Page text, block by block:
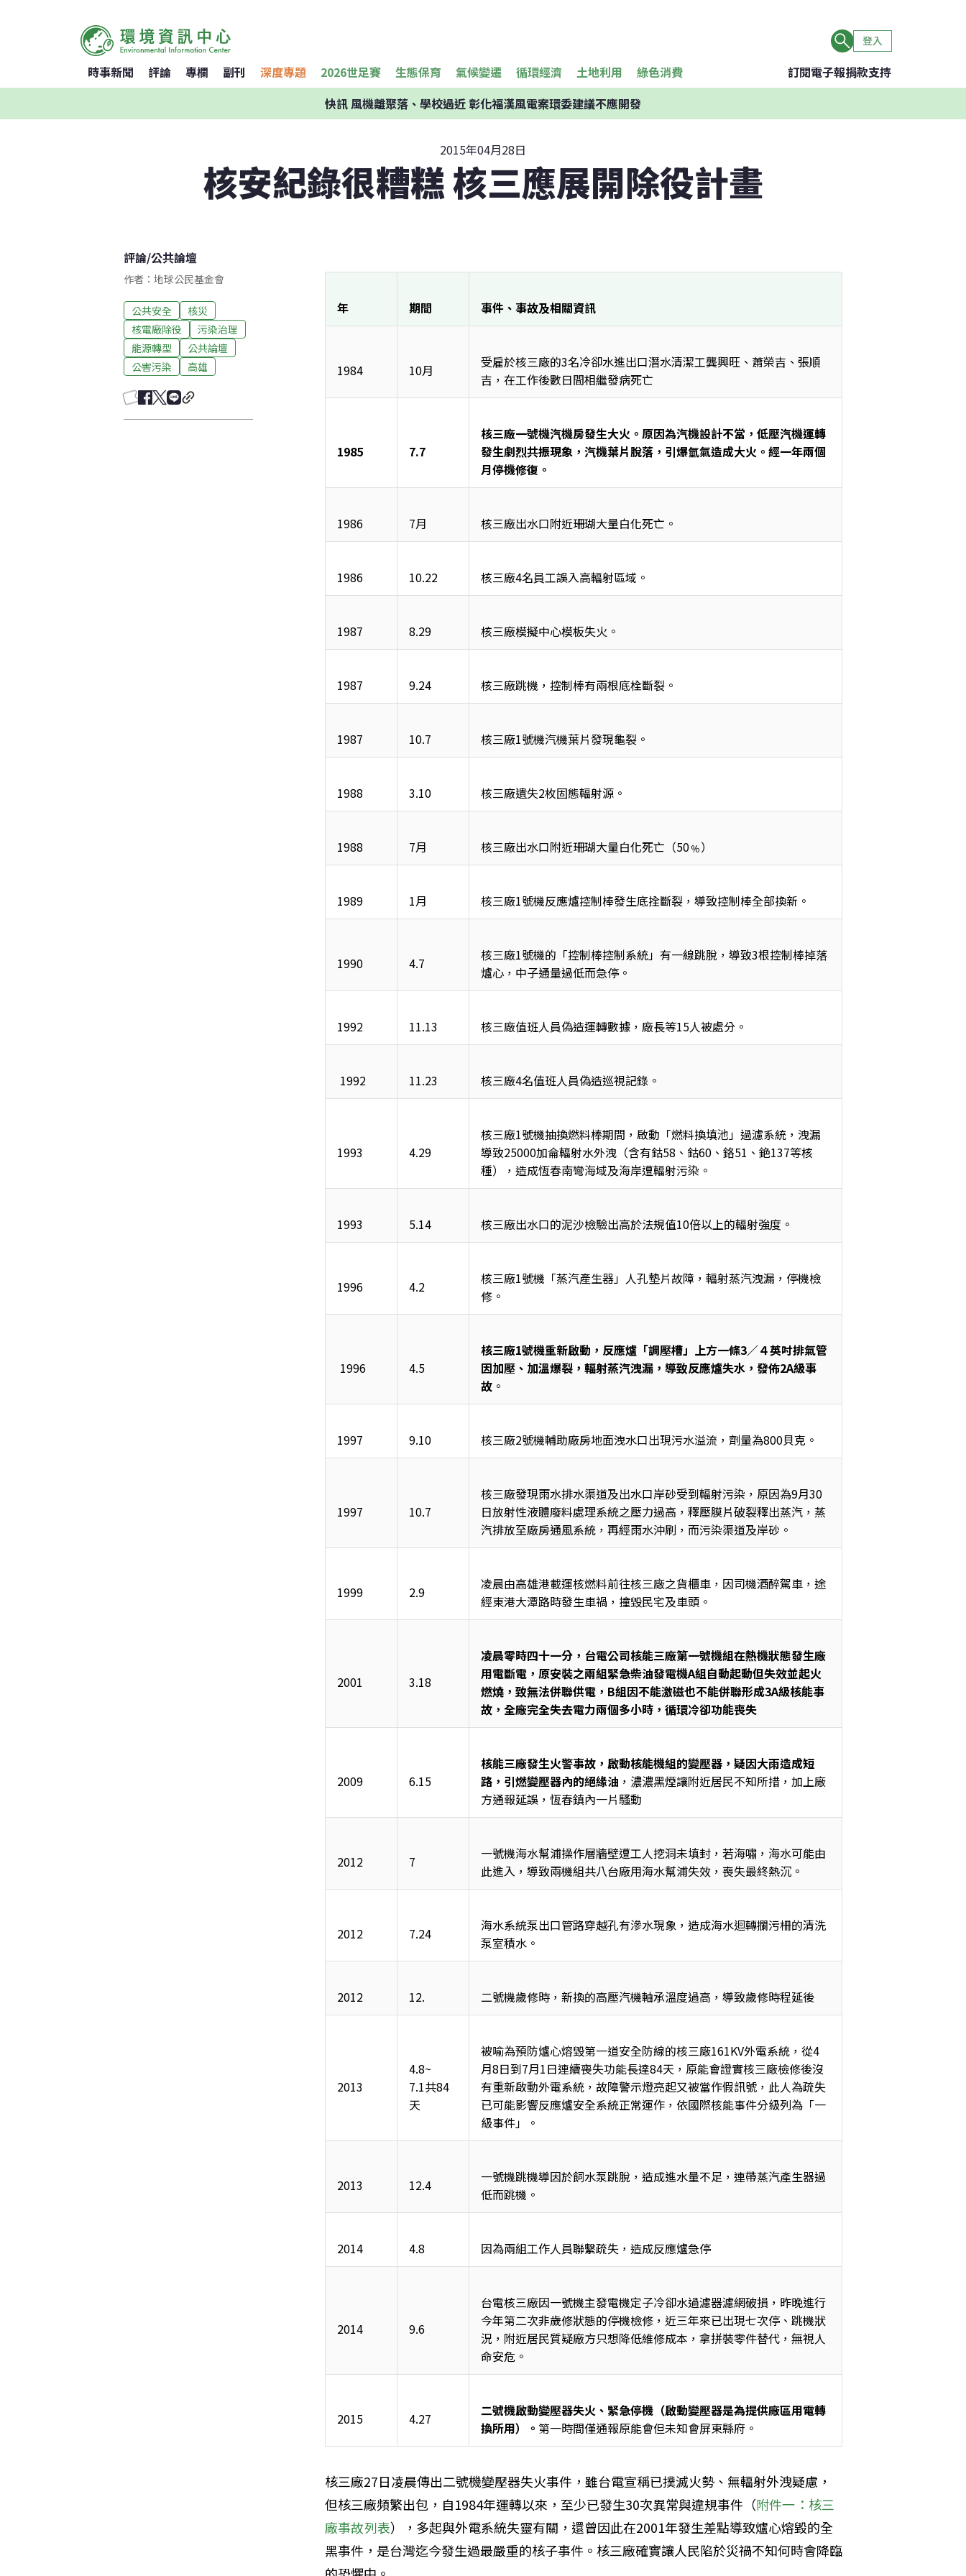
登入
時事新聞 評論 專欄 副刊 深度專題 2026世足賽 生態保育 氣候變遷 循環經濟 土地利用 綠色消費 訂閱電子報捐款支持
快訊風機離聚落、學校過近 彰化福漢風電案環委建議不應開發
2015年04月28日
核安紀錄很糟糕 核三應展開除役計畫
評論/公共論壇
作者：地球公民基金會
公共安全
核災
核電廠除役
污染治理
能源轉型
公共論壇
公害污染
高雄
年 期間 事件、事故及相關資訊
1984 10月
受雇於核三廠的3名冷卻水進出口潛水清潔工龔興旺、蕭榮吉、張順
吉，在工作後數日間相繼發病死亡
1985 7.7
核三廠一號機汽機房發生大火。原因為汽機設計不當，低壓汽機運轉
發生劇烈共振現象，汽機葉片脫落，引爆氫氣造成大火。經一年兩個
月停機修復。
1986 7月 核三廠出水口附近珊瑚大量白化死亡。
1986 10.22 核三廠4名員工誤入高輻射區域。
1987 8.29 核三廠模擬中心模板失火。
1987 9.24 核三廠跳機，控制棒有兩根底栓斷裂。
1987 10.7 核三廠1號機汽機葉片發現龜裂。
1988 3.10 核三廠遺失2枚固態輻射源。
1988 7月 核三廠出水口附近珊瑚大量白化死亡（50﹪）
1989 1月 核三廠1號機反應爐控制棒發生底拴斷裂，導致控制棒全部換新。
1990 4.7
核三廠1號機的「控制棒控制系統」有一線跳脫，導致3根控制棒掉落
爐心，中子通量過低而急停。
1992 11.13 核三廠值班人員偽造運轉數據，廠長等15人被處分。
1992 11.23 核三廠4名值班人員偽造巡視記錄。
1993 4.29
核三廠1號機抽換燃料棒期間，啟動「燃料換填池」過濾系統，洩漏
導致25000加侖輻射水外洩（含有鈷58、鈷60、鉻51、銫137等核
種），造成恆春南彎海域及海岸遭輻射污染。
1993 5.14 核三廠出水口的泥沙檢驗出高於法規值10倍以上的輻射強度。
1996 4.2
核三廠1號機「蒸汽產生器」人孔墊片故障，輻射蒸汽洩漏，停機檢
修。
1996 4.5
核三廠1號機重新啟動，反應爐「調壓槽」上方一條3／４英吋排氣管
因加壓、加溫爆裂，輻射蒸汽洩漏，導致反應爐失水，發佈2A級事
故 。
1997 9.10 核三廠2號機輔助廠房地面洩水口出現污水溢流，劑量為800貝克。
1997 10.7
核三廠發現雨水排水渠道及出水口岸砂受到輻射污染，原因為9月30
日放射性液體廢料處理系統之壓力過高，釋壓膜片破裂釋出蒸汽，蒸
汽排放至廠房通風系統，再經雨水沖刷，而污染渠道及岸砂。
1999 2.9
凌晨由高雄港載運核燃料前往核三廠之貨櫃車，因司機酒醉駕車，途
經東港大潭路時發生車禍，撞毀民宅及車頭。
2001 3.18
凌晨零時四十一分，台電公司核能三廠第一號機組在熱機狀態發生廠
用電斷電，原安裝之兩組緊急柴油發電機A組自動起動但失效並起火
燃燒，致無法併聯供電，B組因不能激磁也不能併聯形成3A級核能事
故，全廠完全失去電力兩個多小時，循環冷卻功能喪失
2009 6.15
核能三廠發生火警事故，啟動核能機組的變壓器，疑因大雨造成短
路，引燃變壓器內的絕緣油 ，濃濃黑煙讓附近居民不知所措，加上廠
方通報延誤，恆春鎮內一片騷動
2012 7
一號機海水幫浦操作層牆壁遭工人挖洞未填封，若海嘯，海水可能由
此進入，導致兩機組共八台廠用海水幫浦失效，喪失最終熱沉。
2012 7.24
海水系統泵出口管路穿越孔有滲水現象，造成海水迴轉攔污柵的清洗
泵室積水。
2012 12. 二號機歲修時，新換的高壓汽機軸承溫度過高，導致歲修時程延後
2013
4.8~
7.1共84
天
被喻為預防爐心熔毀第一道安全防線的核三廠161KV外電系統，從4
月8日到7月1日連續喪失功能長達84天，原能會證實核三廠檢修後沒
有重新啟動外電系統，故障警示燈亮起又被當作假訊號，此人為疏失
已可能影響反應爐安全系統正常運作，依國際核能事件分級列為「一
級事件」。
2013 12.4
一號機跳機導因於飼水泵跳脫，造成進水量不足，連帶蒸汽產生器過
低而跳機。
2014 4.8 因為兩組工作人員聯繫疏失，造成反應爐急停
2014 9.6
台電核三廠因一號機主發電機定子冷卻水過濾器濾網破損，昨晚進行
今年第二次非歲修狀態的停機檢修，近三年來已出現七次停、跳機狀
況，附近居民質疑廠方只想降低維修成本，拿拼裝零件替代，無視人
命安危。
2015 4.27
二號機啟動變壓器失火、緊急停機（啟動變壓器是為提供廠區用電轉
換所用）。 第一時間僅通報原能會但未知會屏東縣府。
核三廠27日凌晨傳出二號機變壓器失火事件，雖台電宣稱已撲滅火勢、無輻射外洩疑慮，
但核三廠頻繁出包，自1984年運轉以來，至少已發生30次異常與違規事件（附件一：核三
廠事故列表），多起與外電系統失靈有關，還曾因此在2001年發生差點導致爐心熔毀的全
黑事件，是台灣迄今發生過最嚴重的核子事件。核三廠確實讓人民陷於災禍不知何時會降臨